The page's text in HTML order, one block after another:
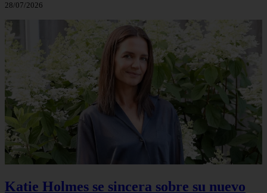
28/07/2026
Katie Holmes se sincera sobre su nuevo